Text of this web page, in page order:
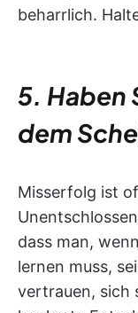
beharrlich.
5. Haben
dem
Misserfolg ist
dass man,
lernen muss,
vertrauen, sich